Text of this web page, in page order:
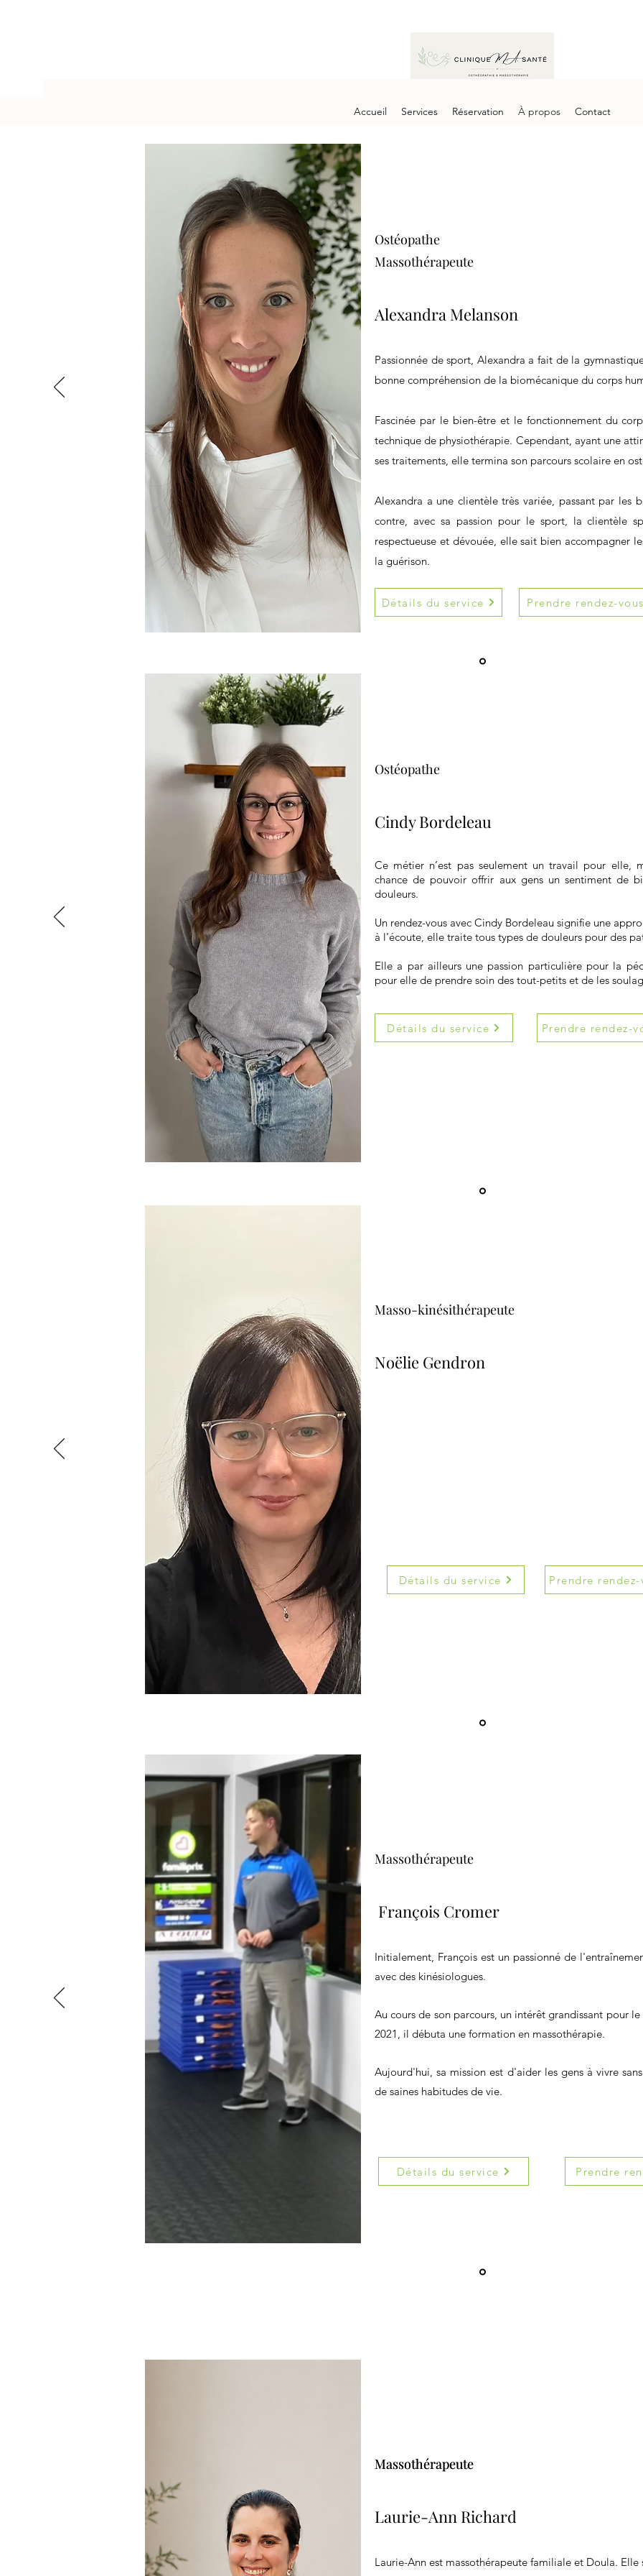
Accueil Services Réservation À propos Contact
Ostéopathe
Massothérapeute
Alexandra Melanson
Passionnée de sport, Alexandra a fait de la
bonne compréhension de la biomécanique du corps
Fascinée par le bien-être et le fonctionnement du
technique de physiothérapie. Cependant, ayant une
ses traitements, elle termina son parcours scolaire en
Alexandra a une clientèle très variée, passant par les
contre, avec sa passion pour le sport, la clientèle
respectueuse et dévouée, elle sait bien accompagner
la guérison.
Détails du service Prendre rendez-
Ostéopathe
Cindy Bordeleau
Ce métier n’est pas seulement un travail pour elle,
chance de pouvoir offrir aux gens un sentiment de
douleurs.
Un rendez-vous avec Cindy Bordeleau signifie une
à l’écoute, elle traite tous types de douleurs pour des
Elle a par ailleurs une passion particulière pour la
pour elle de prendre soin des tout-petits et de les
Détails du service Prendre rendez-
Masso-kinésithérapeute
Noëlie Gendron
Détails du service Prendre rendez-
Massothérapeute
François Cromer
Initialement, François est un passionné de
avec des kinésiologues.
Au cours de son parcours, un intérêt grandissant pour
2021, il débuta une formation en massothérapie.
Aujourd'hui, sa mission est d'aider les gens à vivre
de saines habitudes de vie.
Détails du service Prendre
Massothérapeute
Laurie-Ann Richard
Laurie-Ann est massothérapeute familiale et Doula. Elle
Massothérapeute